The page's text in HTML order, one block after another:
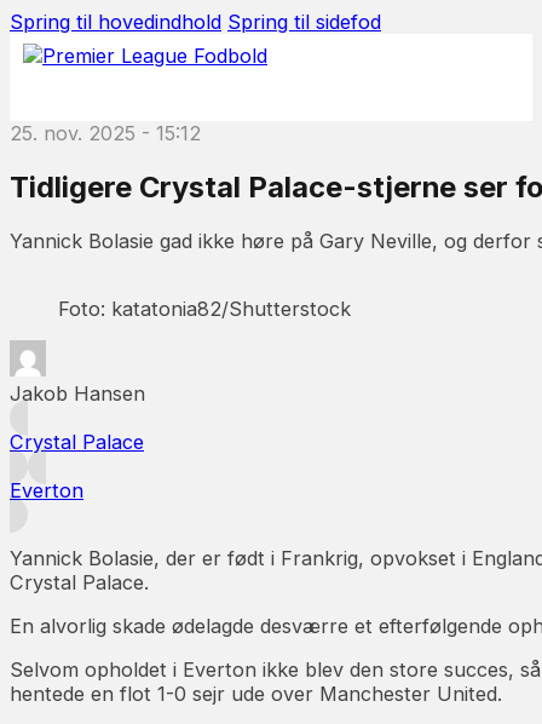
Spring til hovedindhold Spring til sidefod
25. nov. 2025 - 15:12
Tidligere Crystal Palace-stjerne ser
Yannick Bolasie gad ikke høre på Gary Neville, og
Foto: katatonia82/Shutterstock
Jakob Hansen
Crystal Palace
Everton
Yannick Bolasie, der er født i Frankrig, opvokset i
Crystal Palace.
En alvorlig skade ødelagde desværre et efterfølgende
Selvom opholdet i Everton ikke blev den store succes,
hentede en flot 1-0 sejr ude over Manchester United.